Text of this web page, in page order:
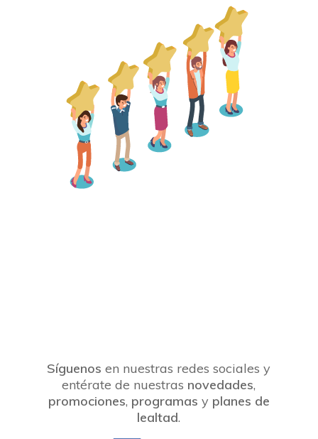
Síguenos en nuestras redes sociales y
entérate de nuestras novedades,
promociones, programas y planes de
lealtad.